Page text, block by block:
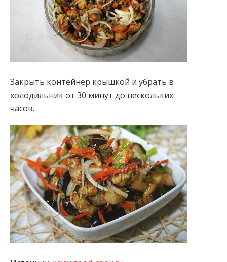
Закрыть контейнер крышкой и убрать в
холодильник от 30 минут до нескольких
часов.